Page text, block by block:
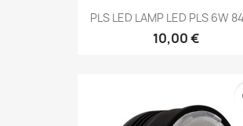
PLS LED LAMP LED PLS 6W
10,00 €